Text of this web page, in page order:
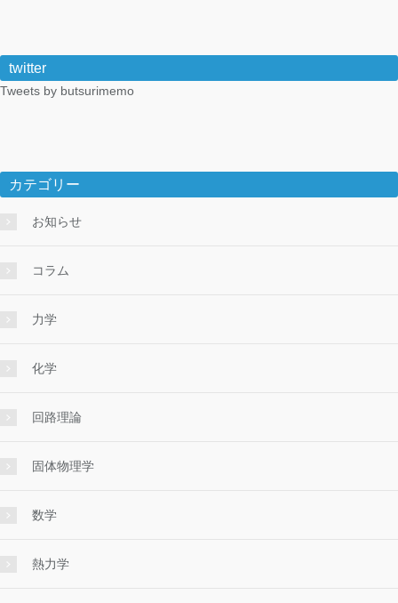
twitter
Tweets by butsurimemo
カテゴリー
お知らせ
コラム
力学
化学
回路理論
固体物理学
数学
熱力学